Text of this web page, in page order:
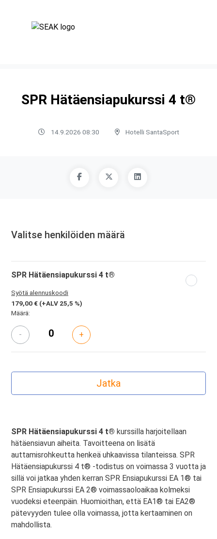
SPR Hätäensiapukurssi 4 t®
14.9.2026 08:30 Hotelli SantaSport
Valitse henkilöiden määrä
SPR Hätäensiapukurssi 4 t®
Syötä alennuskoodi
179,00 € (+ALV 25,5 %)
Määrä:
- +
SPR Hätäensiapukurssi 4 t® kurssilla harjoitellaan
hätäensiavun aiheita. Tavoitteena on lisätä
auttamisrohkeutta henkeä uhkaavissa tilanteissa. SPR
Hätäensiapukurssi 4 t® -todistus on voimassa 3 vuotta ja
sillä voi jatkaa yhden kerran SPR Ensiapukurssi EA 1® tai
SPR Ensiapukurssi EA 2® voimassaoloaikaa kolmeksi
vuodeksi eteenpäin. Huomioithan, että EA1® tai EA2®
pätevyyden tulee olla voimassa, jotta kertaaminen on
mahdollista.